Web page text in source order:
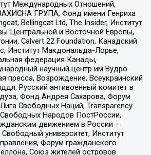
Международных Отношений,
ГРУПА, Фонд имени Генриха
Bellingcat Ltd, The Insider, Институт
Центральной и Восточной Европы,
Calvert 22 Foundation, Канадский
Институт Макдональда-Лорье,
федерация Канады,
научный центр им Вудро
пресса, Возрождение, Всеукраинский
Русский антивоенный комитет в
Фонд Андрея Сахарова, Форум
Свободных Наций, Transparеncy
Народов ПостРоссии,
движением в России –
университет, Институт
Форум гражданского
Союз жителей островов